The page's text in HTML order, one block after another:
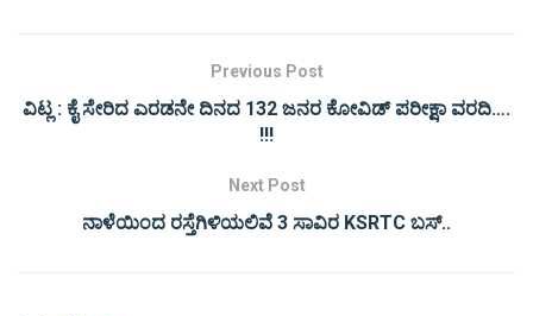
Previous Post
ವಿಟ್ಲ : ಕೈ ಸೇರಿದ ಎರಡನೇ ದಿನದ 132 ಜನರ ಕೋವಿಡ್ ಪರೀಕ್ಷಾ ವರದಿ….
!!!
Next Post
ನಾಳೆಯಿಂದ ರಸ್ತೆಗಿಳಿಯಲಿವೆ 3 ಸಾವಿರ KSRTC ಬಸ್..